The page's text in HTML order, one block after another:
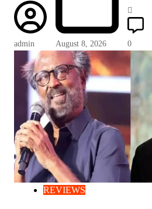
admin August 8, 2026 0
REVIEWS